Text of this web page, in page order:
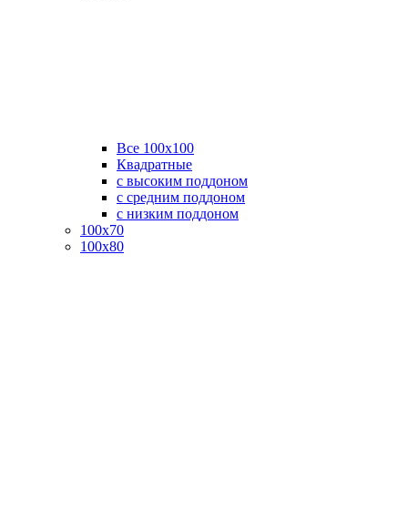
Все 100х100
Квадратные
с высоким поддоном
с средним поддоном
с низким поддоном
100х70
100х80